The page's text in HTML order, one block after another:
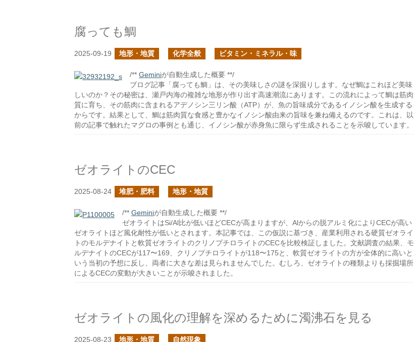
腐っても鯛
2025-09-19 地形・地質 化学全般 ビタミン・ミネラル・味
/** Geminiが自動生成した概要 **/
ブログ記事「腐っても鯛」は、その美味しさの謎を深掘りします。なぜ鯛はこれほど美味
しいのか？その秘密は、瀬戸内海の複雑な地形が作り出す高速潮流にあります。この流れによって鯛は筋肉
質に育ち、その筋肉に含まれるアデノシン三リン酸（ATP）が、魚の旨味成分であるイノシン酸を生成する
からです。結果として、鯛は筋肉質な食感と豊かなイノシン酸由来の旨味を兼ね備えるのです。これは、以
前の記事で触れたマグロの事例とも通じ、イノシン酸が赤身魚に限らず生成されることを示唆しています。
ゼオライトのCEC
2025-08-24 堆肥・肥料 地形・地質
/** Geminiが自動生成した概要 **/
ゼオライトはSi/Al比が低いほどCECが高まりますが、Alからの脱アルミ化によりCECが高い
ゼオライトほど風化耐性が低いとされます。本記事では、この仮説に基づき、産業利用される硬質ゼオライ
トのモルデナイトと軟質ゼオライトのクリノプチロライトのCECを比較検証しました。文献調査の結果、モ
ルデナイトのCECが117〜169、クリノプチロライトが118〜175と、軟質ゼオライトの方が全体的に高いと
いう当初の予想に反し、両者に大きな差は見られませんでした。むしろ、ゼオライトの種類よりも採掘場所
によるCECの変動が大きいことが示唆されました。
ゼオライトの風化の理解を深めるために濁沸石を見る
2025-08-23 地形・地質 自然現象